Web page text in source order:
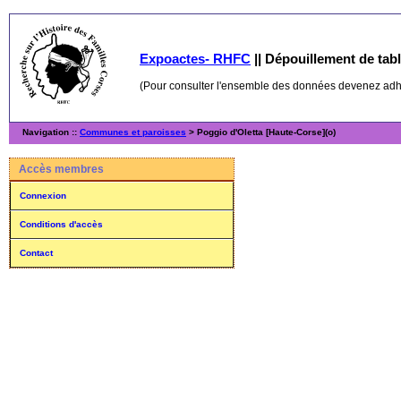
Expoactes- RHFC || Dépouillement de
(Pour consulter l'ensemble des données devenez
Navigation :: Communes et paroisses > Poggio d'Oletta [Haute-Corse](o)
Accès membres
Connexion
Conditions d'accès
Contact